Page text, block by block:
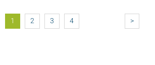
1 2 3 4 >